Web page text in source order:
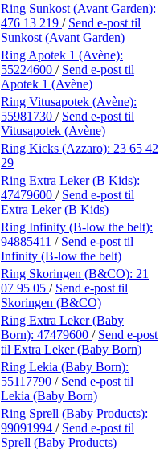
Ring Sunkost (Avant Garden):
476 13 219 / Send e-post til
Sunkost (Avant Garden)
Ring Apotek 1 (Avène):
55224600 / Send e-post til
Apotek 1 (Avène)
Ring Vitusapotek (Avène):
55981730 / Send e-post til
Vitusapotek (Avène)
Ring Kicks (Azzaro): 23 65 42
29
Ring Extra Leker (B Kids):
47479600 / Send e-post til
Extra Leker (B Kids)
Ring Infinity (B-low the belt):
94885411 / Send e-post til
Infinity (B-low the belt)
Ring Skoringen (B&CO): 21
07 95 05 / Send e-post til
Skoringen (B&CO)
Ring Extra Leker (Baby
Born): 47479600 / Send e-post
til Extra Leker (Baby Born)
Ring Lekia (Baby Born):
55117790 / Send e-post til
Lekia (Baby Born)
Ring Sprell (Baby Products):
99091994 / Send e-post til
Sprell (Baby Products)